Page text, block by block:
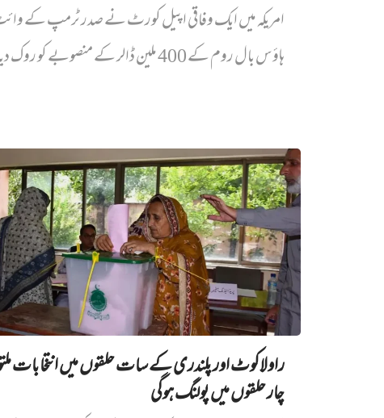
امریکہ میں ایک وفاقی اپیل کورٹ نے صدر ٹرمپ کے
ہاؤس بال روم کے 400 ملین ڈالر کے منصوبے کو روک دیا...
راولاکوٹ اور پلندری کے سات حلقوں میں انتخابات
چار حلقوں میں پولنگ ہوگی